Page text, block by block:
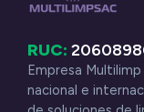
RUC:
Empresa
nacional e